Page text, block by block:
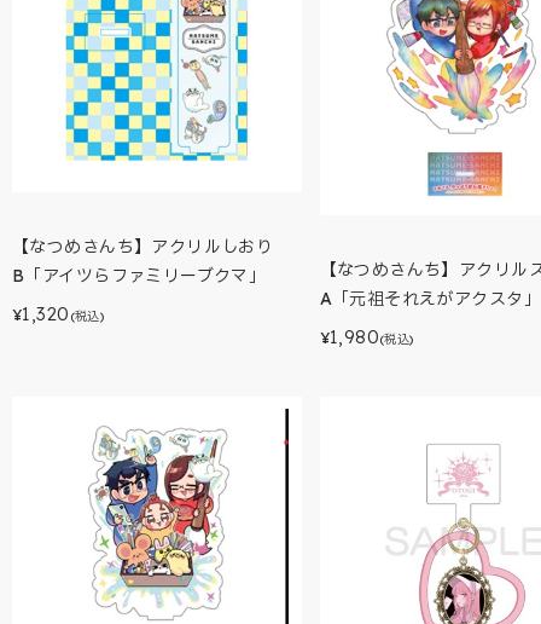
【なつめさんち】アクリルしおり
B「アイツらファミリーブクマ」
¥1,320 (税込)
【なつめさんち】アクリル
A「元祖それえがアクスタ」
¥1,980(税込)